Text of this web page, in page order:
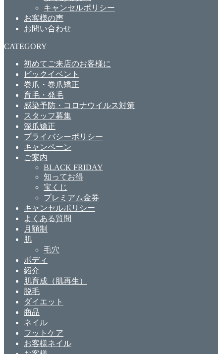
キャンセルポリシー
お客様の声
お問い合わせ
CATEGORY
初めてご来店のお客様に
ビックイベント
巻爪・巻爪矯正
育毛・発毛
感染予防・コロナウイルス対策
スタッフ募集
深爪矯正
プライバシーポリシー
キャンペーン
ご案内
BLACK FRIDAY
知ってお得
宝くじ
プレミアム金券
キャンセルポリシー
よくある質問
月額制
肌
毛穴
ボディ
紹介
肌育成（肌再生）
脱毛
ダイエット
商品
ネイル
フットケア
お客様ネイル